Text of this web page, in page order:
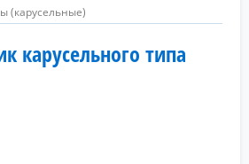
(карусельные)
карусельного типа